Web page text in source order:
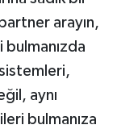
arayın,
bulmanızda
aynı
bulmanıza